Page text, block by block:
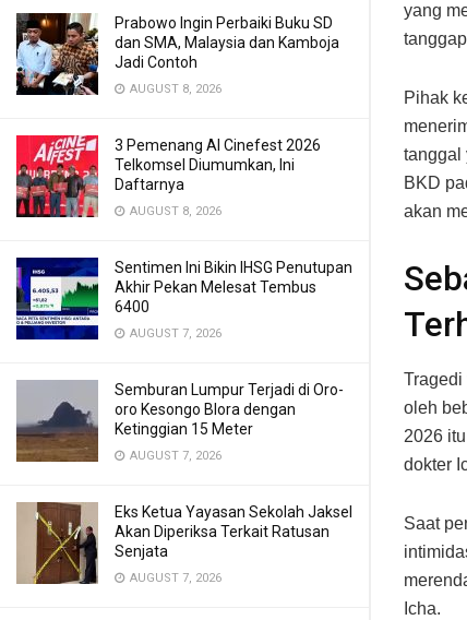
Prabowo Ingin Perbaiki Buku SD
dan SMA, Malaysia dan Kamboja
Jadi Contoh
AUGUST 8, 2026
3 Pemenang AI Cinefest 2026
Telkomsel Diumumkan, Ini
Daftarnya
AUGUST 8, 2026
Sentimen Ini Bikin IHSG Penutupan
Akhir Pekan Melesat Tembus
6400
AUGUST 7, 2026
Semburan Lumpur Terjadi di Oro-
oro Kesongo Blora dengan
Ketinggian 15 Meter
AUGUST 7, 2026
Eks Ketua Yayasan Sekolah Jaksel
Akan Diperiksa Terkait Ratusan
Senjata
AUGUST 7, 2026
yang
Pihak
tanggal
BKD
akan
Tragedi
oleh
2026
dokter
Saat
Icha.